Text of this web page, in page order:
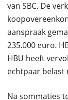
van SBC. De
aanspraak
235.000 euro.
HBU heeft
echtpaar belast
Na sommaties